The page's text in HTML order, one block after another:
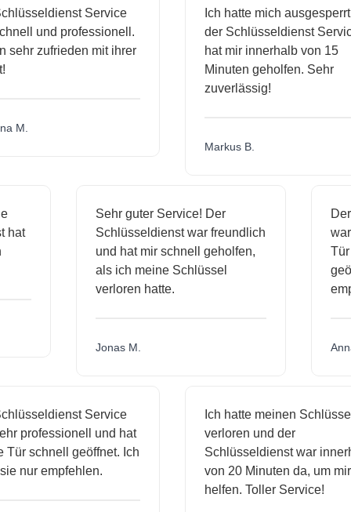
Service
und professionell.
zufrieden mit ihrer
M.
Ich hatte mich ausgesperrt
der Schlüsseldienst Service
hat mir innerhalb von 15
Minuten geholfen. Sehr
zuverlässig!
Markus B.
hat
Sehr guter Service! Der
Schlüsseldienst war freundlich
und hat mir schnell geholfen,
als ich meine Schlüssel
verloren hatte.
Jonas M.
Service
professionell und hat
schnell geöffnet. Ich
nur empfehlen.
Ich hatte meinen Schlüssel
verloren und der
Schlüsseldienst war
von 20 Minuten da, um mir
helfen. Toller Service!